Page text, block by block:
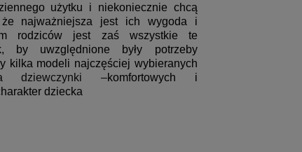
użytku i niekoniecznie chcą
najważniejsza jest ich wygoda i
rodziców jest zaś wszystkie te
by uwzględnione były potrzeby
kilka modeli najczęściej wybieranych
dziewczynki –komfortowych i
dziecka